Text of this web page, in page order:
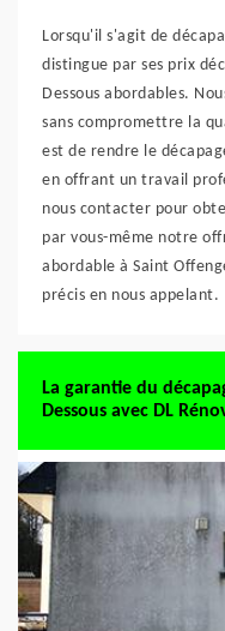
Lorsqu'il s'agit de
distingue par ses prix
Dessous abordables.
sans compromettre la
est de rendre le
en offrant un travail
nous contacter pour
par vous-même notre
abordable à Saint
précis en nous appelant.
La garantie du
Dessous avec DL